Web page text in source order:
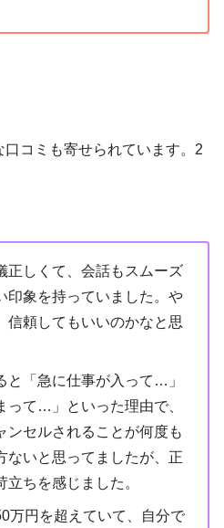
コミも寄せられています。2
正しくて、会話もスムーズ
印象を持っていました。や
信頼してもいいのかなと思
と「急に仕事が入って…」
って…」といった理由で、
ンセルされることが何度も
ないと思ってましたが、正
ちを感じました。
万円を超えていて、自分で